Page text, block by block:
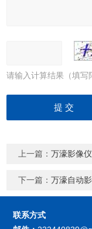
请输入计算结果（填写
上一篇：万濠影像
下一篇：万濠自动
联系方式